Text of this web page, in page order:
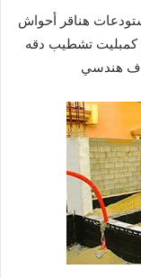
هناقر أحواش
تشطيب دقه
هندسي